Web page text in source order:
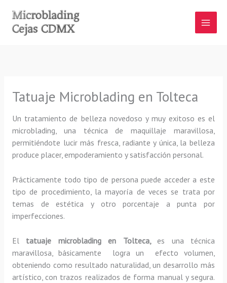
contenido
Tatuaje Microblading en Tolteca
Un tratamiento de belleza novedoso y muy exitoso es el
microblading, una técnica de maquillaje maravillosa,
permitiéndote lucir más fresca, radiante y única, la belleza
produce placer, empoderamiento y satisfacción personal.
Prácticamente todo tipo de persona puede acceder a este
tipo de procedimiento, la mayoría de veces se trata por
temas de estética y otro porcentaje a punta por
imperfecciones.
El tatuaje microblading en Tolteca, es una técnica
maravillosa, básicamente
logra un efecto volumen,
obteniendo como resultado naturalidad, un desarrollo más
artístico, con trazos realizados de forma manual y segura.